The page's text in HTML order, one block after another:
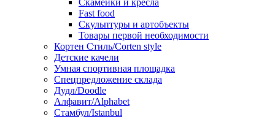
Скамейки и кресла
Fast food
Скульптуры и артобъекты
Товары первой необходимости
Кортен Стиль/Corten style
Детские качели
Умная спортивная площадка
Спецпредложение склада
Дудл/Doodle
Алфавит/Alphabet
Стамбул/Istanbul